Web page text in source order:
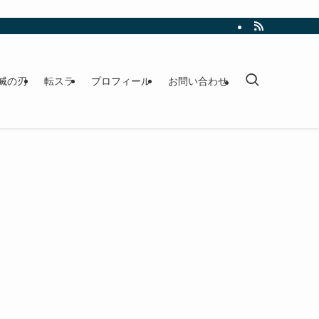
の刃 転スラ プロフィール お問い合わせ